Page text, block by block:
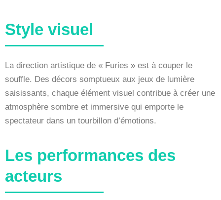
Style visuel
La direction artistique de « Furies » est à couper le
souffle. Des décors somptueux aux jeux de lumière
saisissants, chaque élément visuel contribue à créer une
atmosphère sombre et immersive qui emporte le
spectateur dans un tourbillon d’émotions.
Les performances des
acteurs